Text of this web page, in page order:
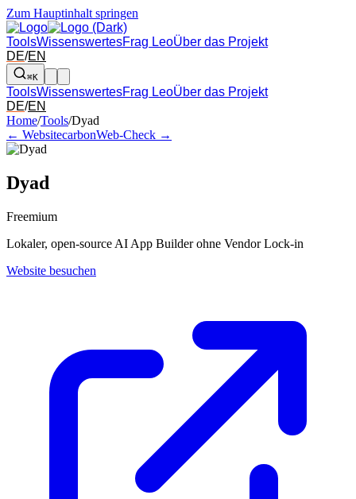
Zum Hauptinhalt springen
ToolsWissenswertesFrag LeoÜber das Projekt
DE/EN
⌘K
ToolsWissenswertesFrag LeoÜber das Projekt
DE/EN
Pfeil links und rechts: zum benachbarten Tool in der Übersicht
Home/Tools/Dyad
← WebsitecarbonWeb-Check →
Dyad
Freemium
Lokaler, open-source AI App Builder ohne Vendor Lock-in
Website besuchen